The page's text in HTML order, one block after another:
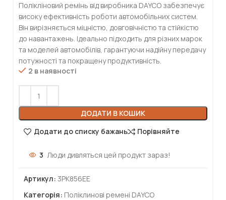
Полікліновий ремінь від виробника DAYCO забезпечує
високу ефективність роботи автомобільних систем.
Він вирізняється міцністю, довговічністю та стійкістю
до навантажень. Ідеально підходить для різних марок
та моделей автомобілів, гарантуючи надійну передачу
потужності та покращену продуктивність.
2 в наявності
ДОДАТИ В КОШИК
Додати до списку бажань
Порівняйте
3 Люди дивляться цей продукт зараз!
Артикул: 3PK856EE
Категорія: Поліклинові ремені DAYCO